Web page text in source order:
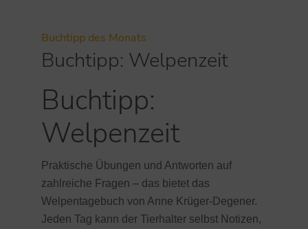
Buchtipp des Monats
Buchtipp: Welpenzeit
Buchtipp:
Welpenzeit
Praktische Übungen und Antworten auf
zahlreiche Fragen – das bietet das
Welpentagebuch von Anne Krüger-Degener.
Jeden Tag kann der Tierhalter selbst Notizen,